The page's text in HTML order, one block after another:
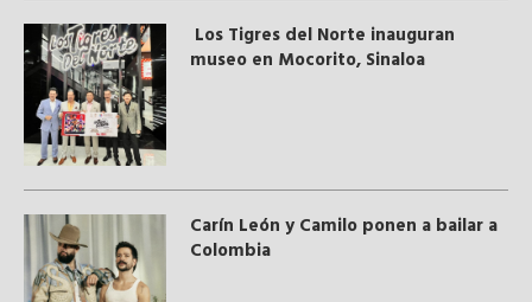
Los Tigres del Norte inauguran
museo en Mocorito, Sinaloa
Carín León y Camilo ponen a bailar a
Colombia